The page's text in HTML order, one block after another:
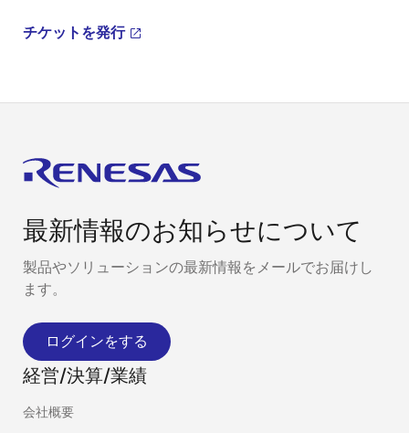
チケットを発行
最新情報のお知らせについて
製品やソリューションの最新情報をメールでお届けし
ます。
ログインをする
経営/決算/業績
会社概要